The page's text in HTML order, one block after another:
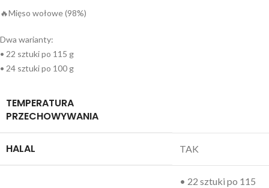
🔥Mięso wołowe (98%)
Dwa warianty:
• 22 sztuki po 115 g
• 24 sztuki po 100 g
TEMPERATURA
PRZECHOWYWANIA
HALAL TAK
• 22 sztuki po 115